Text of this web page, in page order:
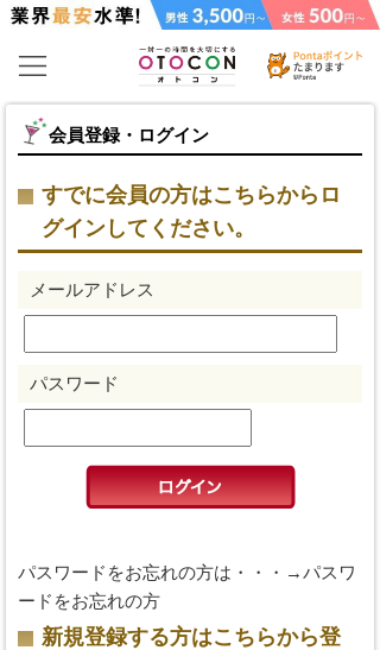
会員登録・ログイン
すでに会員の方はこちらからロ
グインしてください。
メールアドレス
パスワード
パスワードをお忘れの方は・・・→パスワ
ードをお忘れの方
新規登録する方はこちらから登